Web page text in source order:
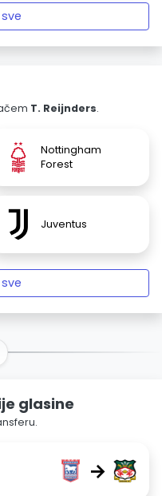
T. Reijnders.
Nottingham
Forest
Juventus
glasine
→